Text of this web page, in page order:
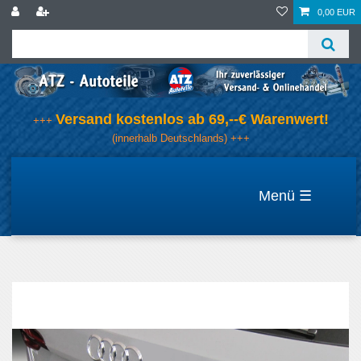
0,00 EUR
+++ Versand kostenlos ab 69,--€ Warenwert!
(innerhalb Deutschlands) +++
☰